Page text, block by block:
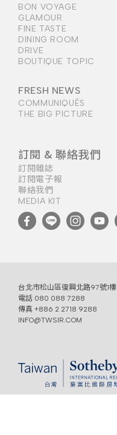
BON VOYAGE
GLAMOUR
FINE TASTE
DINING ROOM
DRIVE
BOUTIQUE TOPIC
FRESH NEWS
COMMUNIQUÉS
THE BIG PICTURE
訂閱 & 聯絡我們
訂閱雜誌
訂閱電子報
聯絡我們
MEDIA KIT
台北市松山區復興北路97號1樓
電話 080 088 7288
傳真 +886 2 2718 9288
INFO@TWSIR.COM